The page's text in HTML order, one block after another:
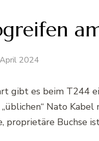
2024
gibt es beim T244
Nato
proprietäre Buchse